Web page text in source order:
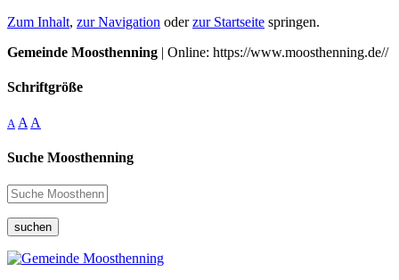
Zum Inhalt, zur Navigation oderzur Startseite springen.
Gemeinde Moosthenning | Online: https://www.moosthenning.de//
Schriftgröße
A A A
Suche Moosthenning
suchen